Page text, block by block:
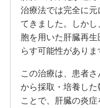
治療法では完全に
てきました。しか
胞を用いた肝臓再
らす可能性がありま
この治療は、患者
から採取・培養し
ことで、肝臓の炎